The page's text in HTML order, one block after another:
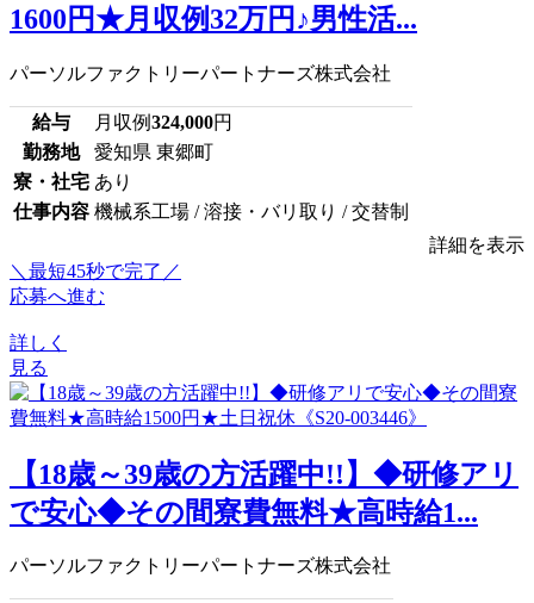
1600円★月収例32万円♪男性活...
パーソルファクトリーパートナーズ株式会社
給与 月収例324,000円
勤務地
愛知県 東郷町
寮・社宅 あり
仕事内容 機械系工場 / 溶接・バリ取り / 交替制
詳細を表示
＼最短45秒で完了／
応募へ進む
詳しく
見る
【18歳～39歳の方活躍中!!】◆研修アリ
で安心◆その間寮費無料★高時給1...
パーソルファクトリーパートナーズ株式会社